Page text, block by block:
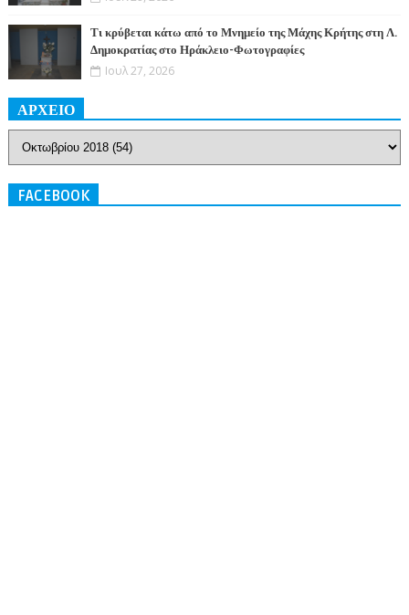
Τι κρύβεται κάτω από το Μνημείο της Μάχης Κρήτης στη Λ.
Δημοκρατίας στο Ηράκλειο-Φωτογραφίες
Ιουλ 27, 2026
ΑΡΧΕΙΟ
FACEBOOK